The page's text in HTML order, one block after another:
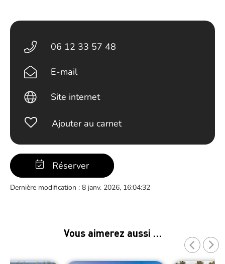
06 12 33 57 48
E-mail
Site internet
Ajouter au carnet
Réserver
Dernière modification : 8 janv. 2026, 16:04:32
Vous aimerez aussi …